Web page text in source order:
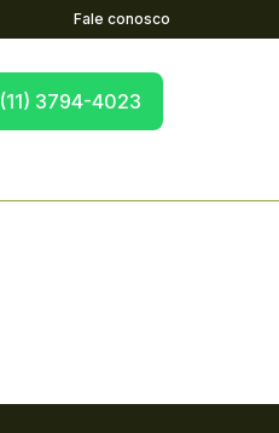
Fale conosco
(11) 3794-4023